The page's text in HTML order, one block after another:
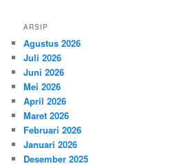
ARSIP
Agustus 2026
Juli 2026
Juni 2026
Mei 2026
April 2026
Maret 2026
Februari 2026
Januari 2026
Desember 2025